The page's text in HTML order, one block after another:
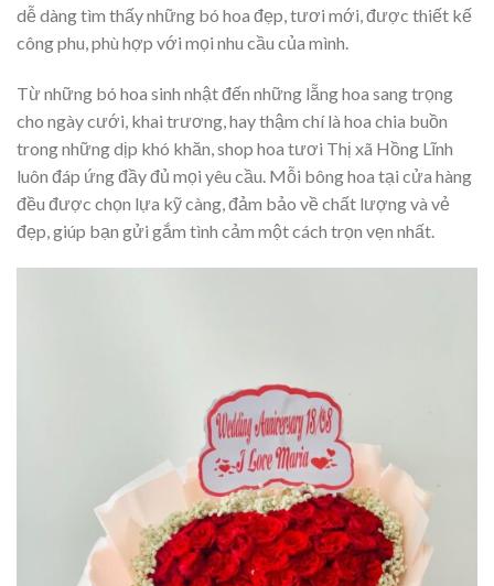
dễ dàng tìm thấy những bó hoa đẹp, tươi mới, được thiết kế
công phu, phù hợp với mọi nhu cầu của mình.
Từ những bó hoa sinh nhật đến những lẵng hoa sang trọng
cho ngày cưới, khai trương, hay thậm chí là hoa chia buồn
trong những dịp khó khăn, shop hoa tươi Thị xã Hồng Lĩnh
luôn đáp ứng đầy đủ mọi yêu cầu. Mỗi bông hoa tại cửa hàng
đều được chọn lựa kỹ càng, đảm bảo về chất lượng và vẻ
đẹp, giúp bạn gửi gắm tình cảm một cách trọn vẹn nhất.